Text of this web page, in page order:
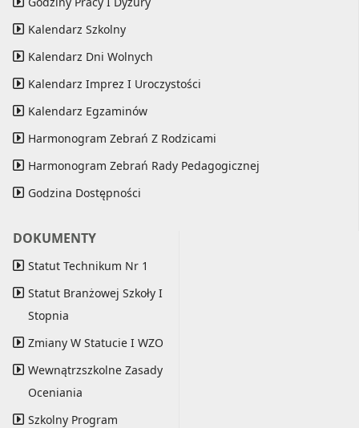
Kalendarz Szkolny
Kalendarz Dni Wolnych
Kalendarz Imprez I Uroczystości
Kalendarz Egzaminów
Harmonogram Zebrań Z Rodzicami
Harmonogram Zebrań Rady Pedagogicznej
Godzina Dostępności
DOKUMENTY
Statut Technikum Nr 1
Statut Branżowej Szkoły I
Stopnia
Zmiany W Statucie I WZO
Wewnątrzszkolne Zasady
Oceniania
Szkolny Program